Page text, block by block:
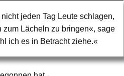
jeden Tag Leute schlagen,
zum Lächeln zu bringen«, sage
ich es in Betracht ziehe.«